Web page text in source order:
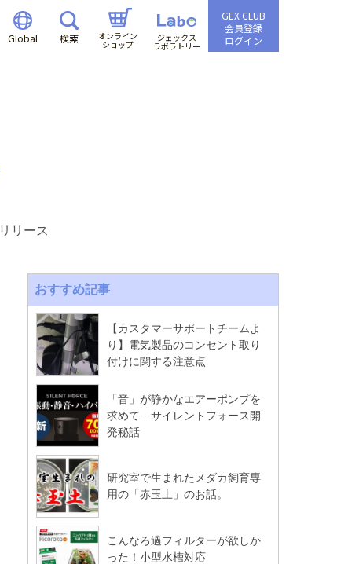
Global 検索 オンライン
ショップ
ジェックス
ラボラトリー
GEX CLUB
会員登録
ログイン
リリース
おすすめ記事
【カスタマーサポートチームよ
り】電気製品のコンセント取り
付けに関する注意点
「音」が静かなエアーポンプを
求めて…サイレントフォース開
発秘話
研究室で生まれたメダカ飼育専
用の「赤玉土」のお話。
こんなろ過フィルターが欲しか
った！小型水槽対応